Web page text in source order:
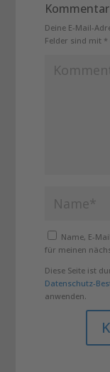
Deine E-Mail-
Felder sind mit *
Name, E-
für meinen
Diese Seite ist
Datenschutz-
anwenden.